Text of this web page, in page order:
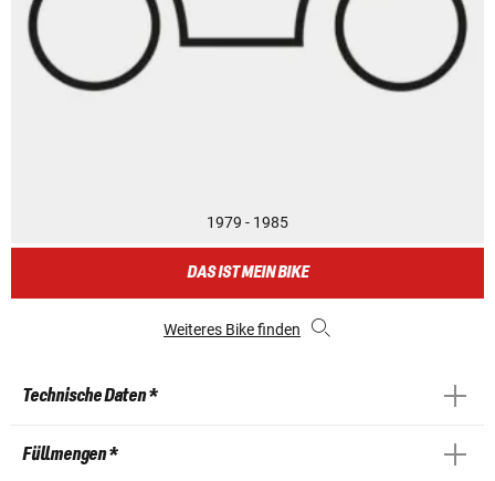
1979 - 1985
DAS IST MEIN BIKE
Weiteres Bike finden
Technische Daten *
Füllmengen *